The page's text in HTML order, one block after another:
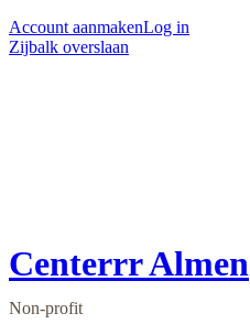
Account aanmakenLog in
Zijbalk overslaan
Centerrr Almen
Non-profit